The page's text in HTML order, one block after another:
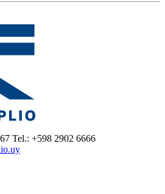
Tel.: +598 2902 6666